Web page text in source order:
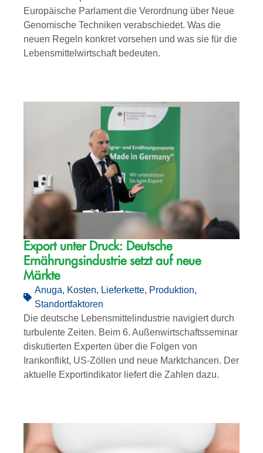
Europäische Parlament die Verordnung über Neue
Genomische Techniken verabschiedet. Was die
neuen Regeln konkret vorsehen und was sie für die
Lebensmittelwirtschaft bedeuten.
Export unter Druck: Deutsche
Ernährungsindustrie setzt auf neue
Märkte
Anuga, Kosten, Lieferkette, Produktion,
Standortfaktoren
Die deutsche Lebensmittelindustrie navigiert durch
turbulente Zeiten. Beim 6. Außenwirtschaftsseminar
diskutierten Experten über die Folgen von
Irankonflikt, US-Zöllen und neue Marktchancen. Der
aktuelle Exportindikator liefert die Zahlen dazu.